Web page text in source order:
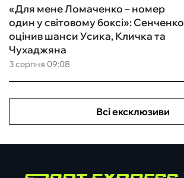
3 серпня 09:08
«Для мене Ломаченко – номер
один у світовому боксі»: Сенченко
оцінив шанси Усика, Кличка та
Чухаджяна
Всі ексклюзиви